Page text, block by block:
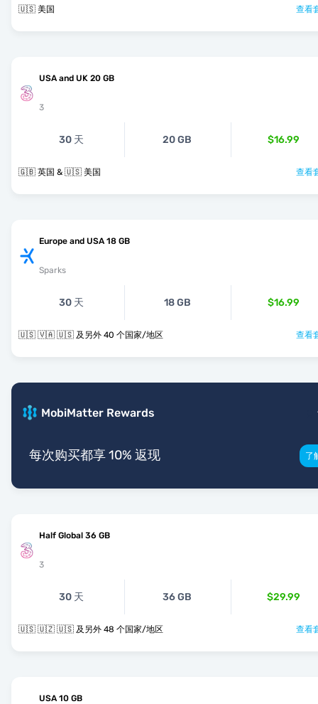
🇺🇸 美国 查看
USA and UK 20 GB
3
30 天 20 GB $16.99
🇬🇧 英国 & 🇺🇸 美国 查看
Europe and USA 18 GB
Sparks
30 天 18 GB $16.99
🇺🇸 🇻🇦 🇺🇸 及另外 40 个国家/地区 查看
MobiMatter Rewards
每次购买都享 10% 返现 了
Half Global 36 GB
3
30 天 36 GB $29.99
🇺🇸 🇺🇿 🇺🇸 及另外 48 个国家/地区 查看
USA 10 GB